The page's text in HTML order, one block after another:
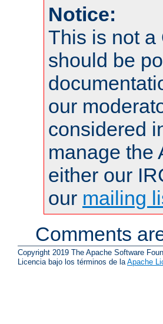
Notice:
This is not a
should be
our
considered
manage the
either our
our mailing
Comments
Copyright 2019 The Apache Software
Licencia bajo los términos de la Apache